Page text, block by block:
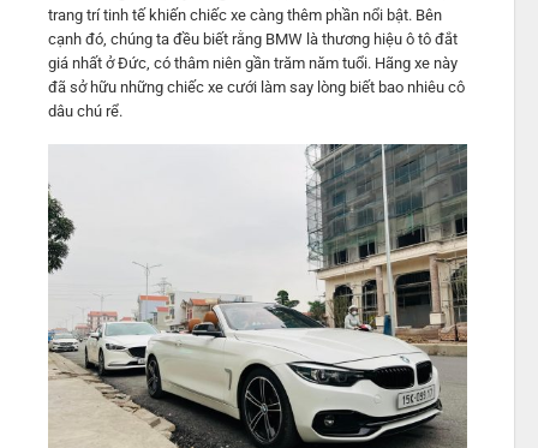
trang trí tinh tế khiến chiếc xe càng thêm phần nổi bật. Bên
cạnh đó, chúng ta đều biết rằng BMW là thương hiệu ô tô đắt
giá nhất ở Đức, có thâm niên gần trăm năm tuổi. Hãng xe này
đã sở hữu những chiếc xe cưới làm say lòng biết bao nhiêu cô
dâu chú rể.